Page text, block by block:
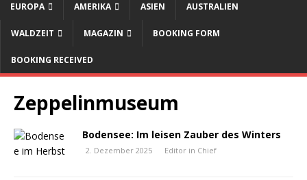
EUROPA AMERIKA ASIEN AUSTRALIEN
WALDZEIT MAGAZIN BOOKING FORM
BOOKING RECEIVED
Zeppelinmuseum
Bodensee: Im leisen Zauber des Winters
2. Dezember 2025 Editor in Chief